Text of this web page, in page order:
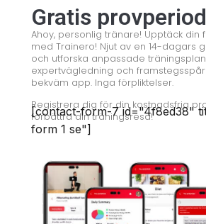
Gratis provperiod
Ahoy, personlig tränare! Upptäck din
med Trainero! Njut av en 14-dagars
och utforska anpassade
expertvägledning och
bekväm app. Inga förpliktelser.
Registrera dig för din kostnadsfria
förbättra din träningsresa!
[contact-form-7 id="4f8ed38"
form 1 se"]